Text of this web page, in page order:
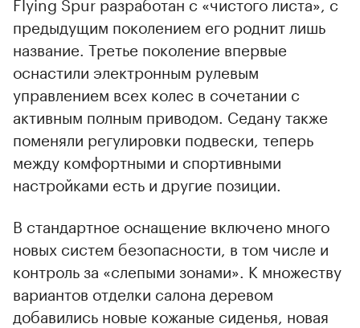
предыдущим поколением его роднит лишь
название. Третье поколение впервые
оснастили электронным рулевым
управлением всех колес в сочетании с
активным полным приводом. Седану также
поменяли регулировки подвески, теперь
между комфортными и спортивными
настройками есть и другие позиции.
В стандартное оснащение включено много
новых систем безопасности, в том числе и
контроль за «слепыми зонами». К множеству
вариантов отделки салона деревом
добавились новые кожаные сиденья, новая